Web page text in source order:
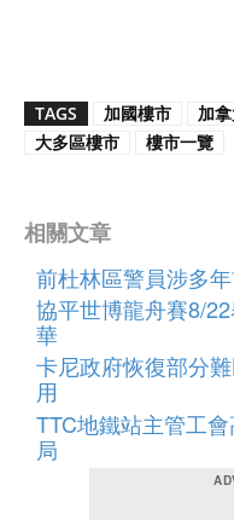
TAGS 加國樓市 加
大多區樓市
樓市一覽
相關文章
前杜林區警員涉多
協平世博龍舟賽8/
華
卡尼政府恢復部分
用
TTC地鐵站主管工
局